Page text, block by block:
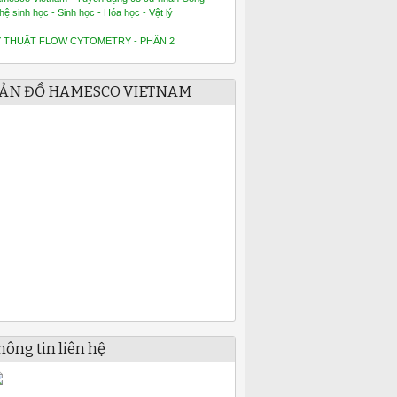
sinh học - Sinh học - Hóa học - Vật lý
THUẬT FLOW CYTOMETRY - PHẦN 2
ĐỒ HAMESCO VIETNAM
tin liên hệ